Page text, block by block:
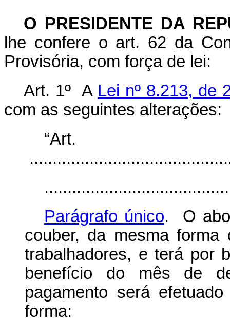
O PRESIDENTE DA
lhe confere o art. 62 da
Provisória, com força de lei:
Art. 1º A Lei nº 8.213, de
com as seguintes alterações:
Parágrafo único. O
couber, da mesma
trabalhadores, e terá por
benefício do mês de
pagamento será
forma: